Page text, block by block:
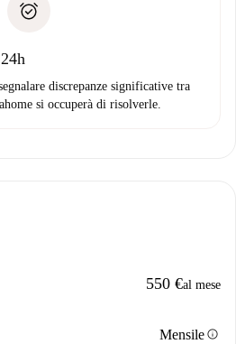
del pagamento
discrepanze significative tra
si occuperà di risolverle.
550 €al mese
Mensileinfo